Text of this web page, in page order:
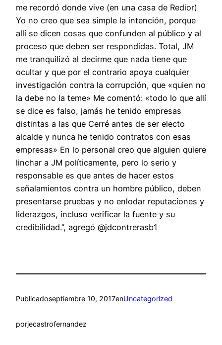
me recordó donde vive (en una casa de Redior)
Yo no creo que sea simple la intención, porque
allí se dicen cosas que confunden al público y al
proceso que deben ser respondidas. Total, JM
me tranquilizó al decirme que nada tiene que
ocultar y que por el contrario apoya cualquier
investigación contra la corrupción, que «quien no
la debe no la teme» Me comentó: «todo lo que allí
se dice es falso, jamás he tenido empresas
distintas a las que Cerré antes de ser electo
alcalde y nunca he tenido contratos con esas
empresas» En lo personal creo que alguien quiere
linchar a JM políticamente, pero lo serio y
responsable es que antes de hacer estos
señalamientos contra un hombre público, deben
presentarse pruebas y no enlodar reputaciones y
liderazgos, incluso verificar la fuente y su
credibilidad.”, agregó @jdcontrerasb1
Publicadoseptiembre 10, 2017enUncategorized
porjecastrofernandez